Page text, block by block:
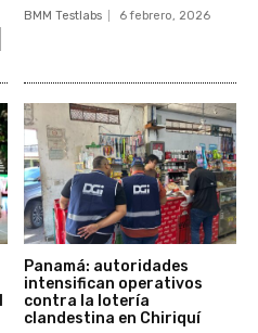
BMM Testlabs 6 febrero, 2026
Panamá: autoridades
intensifican operativos
contra la lotería
clandestina en Chiriquí